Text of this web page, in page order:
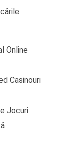
Online
Casinouri
Jocuri